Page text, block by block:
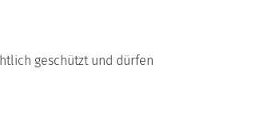
geschützt und dürfen